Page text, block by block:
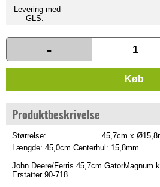
Levering med
GLS:
-
Køb
Produktbeskrivelse
Størrelse:
45,7cm x
Længde: 45,0cm Centerhul: 15,8mm
John Deere/Ferris 45,7cm GatorMagnum
Erstatter 90-718